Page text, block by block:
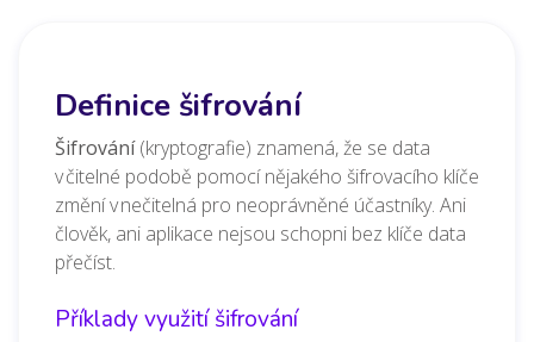
Definice šifrování
Šifrování(kryptografie) znamená, že se data
v čitelné podobě pomocí nějakého šifrovacího klíče
změní v nečitelná pro neoprávněné účastníky. Ani
člověk, ani aplikace nejsou schopni bez klíče data
přečíst.
Příklady využití šifrování